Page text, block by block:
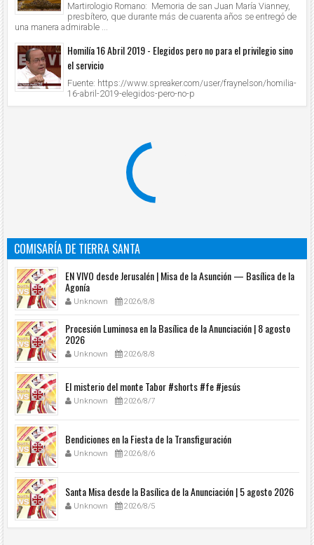
Martirologio Romano: Memoria de san Juan María Vianney,
presbítero, que durante más de cuarenta años se entregó de
una manera admirable ...
Homilía 16 Abril 2019 - Elegidos pero no para el privilegio sino
el servicio
Fuente: https://www.spreaker.com/user/fraynelson/homilia-
16-abril-2019-elegidos-pero-no-p
COMISARÍA DE TIERRA SANTA
EN VIVO desde Jerusalén | Misa de la Asunción — Basílica de la
Agonía
Unknown 2026/8/8
Procesión Luminosa en la Basílica de la Anunciación | 8 agosto
2026
Unknown 2026/8/8
El misterio del monte Tabor #shorts #fe #jesús
Unknown 2026/8/7
Bendiciones en la Fiesta de la Transfiguración
Unknown 2026/8/6
Santa Misa desde la Basílica de la Anunciación | 5 agosto 2026
Unknown 2026/8/5